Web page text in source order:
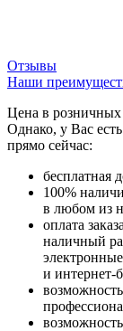
Отзывы
Наши
Цена в розничных
Однако, у Вас есть
прямо сейчас:
бесплатная
100%
в любом из
оплата
наличный
и интернет-